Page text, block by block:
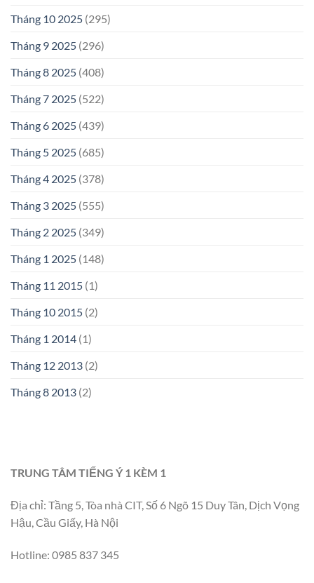
Tháng 10 2025 (295)
Tháng 9 2025 (296)
Tháng 8 2025 (408)
Tháng 7 2025 (522)
Tháng 6 2025 (439)
Tháng 5 2025 (685)
Tháng 4 2025 (378)
Tháng 3 2025 (555)
Tháng 2 2025 (349)
Tháng 1 2025 (148)
Tháng 11 2015 (1)
Tháng 10 2015 (2)
Tháng 1 2014 (1)
Tháng 12 2013 (2)
Tháng 8 2013 (2)
TRUNG TÂM TIẾNG Ý 1 KÈM 1
Địa chỉ: Tầng 5, Tòa nhà CIT, Số 6 Ngõ 15 Duy Tân, Dịch Vọng
Hậu, Cầu Giấy, Hà Nội
Hotline: 0985 837 345